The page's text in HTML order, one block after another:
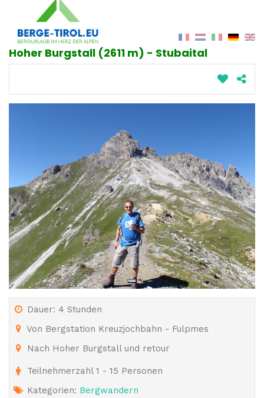
Hoher Burgstall (2611 m) - Stubaital
Dauer: 4 Stunden
Von Bergstation Kreuzjochbahn - Fulpmes
Nach Hoher Burgstall und retour
Teilnehmerzahl 1 - 15 Personen
Kategorien: Bergwandern